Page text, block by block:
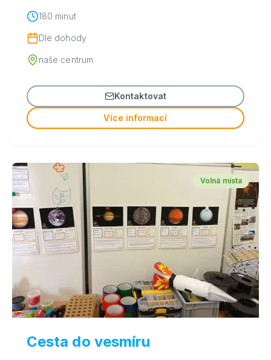
180 minut
Dle dohody
naše centrum
Kontaktovat
Více informací
Volná místa
Cesta do vesmíru